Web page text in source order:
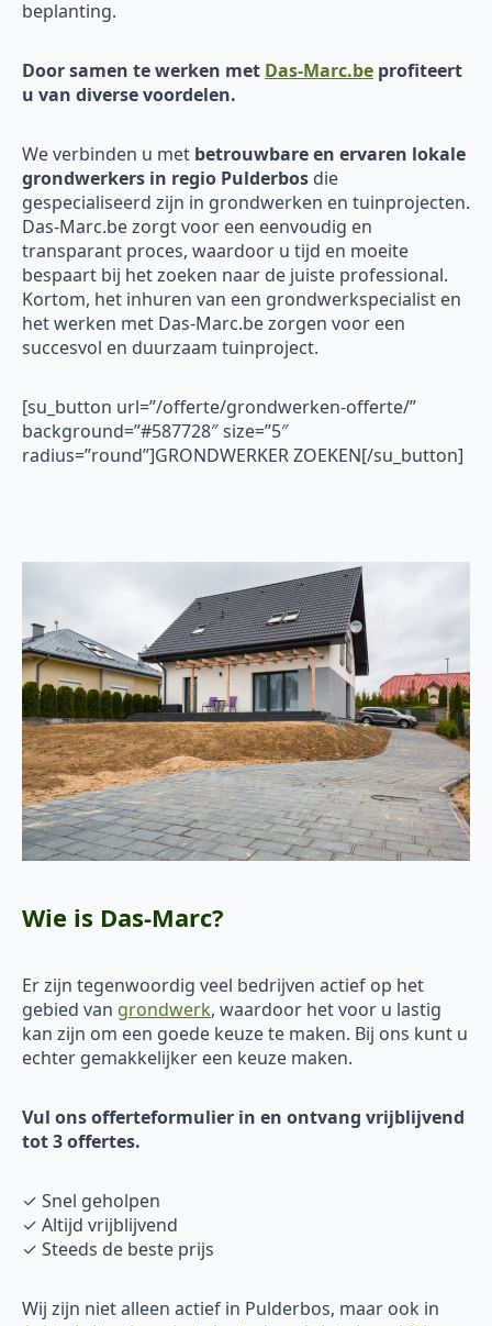
beplanting.
Door samen te werken met Das-Marc.be profiteert
u van diverse voordelen.
We verbinden u met betrouwbare en ervaren lokale
grondwerkers in regio Pulderbos die
gespecialiseerd zijn in grondwerken en tuinprojecten.
Das-Marc.be zorgt voor een eenvoudig en
transparant proces, waardoor u tijd en moeite
bespaart bij het zoeken naar de juiste professional.
Kortom, het inhuren van een grondwerkspecialist en
het werken met Das-Marc.be zorgen voor een
succesvol en duurzaam tuinproject.
[su_button url=”/offerte/grondwerken-offerte/”
background=”#587728″ size=”5″
radius=”round”]GRONDWERKER ZOEKEN[/su_button]
Wie is Das-Marc?
Er zijn tegenwoordig veel bedrijven actief op het
gebied van grondwerk, waardoor het voor u lastig
kan zijn om een goede keuze te maken. Bij ons kunt u
echter gemakkelijker een keuze maken.
Vul ons offerteformulier in en ontvang vrijblijvend
tot 3 offertes.
✓ Snel geholpen
✓ Altijd vrijblijvend
✓ Steeds de beste prijs
Wij zijn niet alleen actief in Pulderbos, maar ook in